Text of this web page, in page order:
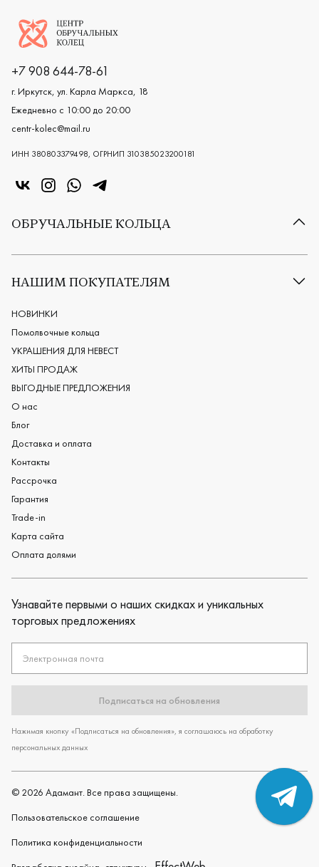
Логотип компании
+7 908 644-78-61
г. Иркутск, ул. Карла Маркса, 18
Ежедневно с 10:00 до 20:00
centr-kolec@mail.ru
ИНН 380803379498, ОГРНИП 310385023200181
«Центр колец» в VK
«Центр колец» в Instagram
«Центр колец» в Whatsapp
«Центр колец» в Telegram
ОБРУЧАЛЬНЫЕ КОЛЬЦА
Все обручальные кольца
Европейские обручальные кольца
Мужские обручальные кольца
Женские обручальные кольца
Обручальные кольца из платины
Дизайнерские обручальные кольца
Черные обручальные кольца
НАШИМ ПОКУПАТЕЛЯМ
НОВИНКИ
Помолвочные кольца
УКРАШЕНИЯ ДЛЯ НЕВЕСТ
ХИТЫ ПРОДАЖ
ВЫГОДНЫЕ ПРЕДЛОЖЕНИЯ
О нас
Блог
Доставка и оплата
Контакты
Рассрочка
Гарантия
Trade-in
Карта сайта
Оплата долями
Узнавайте первыми о наших скидках и уникальных
торговых предложениях
Электронная почта
Подписаться на обновления
Нажимая кнопку «Подписаться на обновления», я соглашаюсь на обработку
персональных данных
© 2026 Адамант. Все права защищены.
Пользовательское cоглашение
Политика конфиденциальности